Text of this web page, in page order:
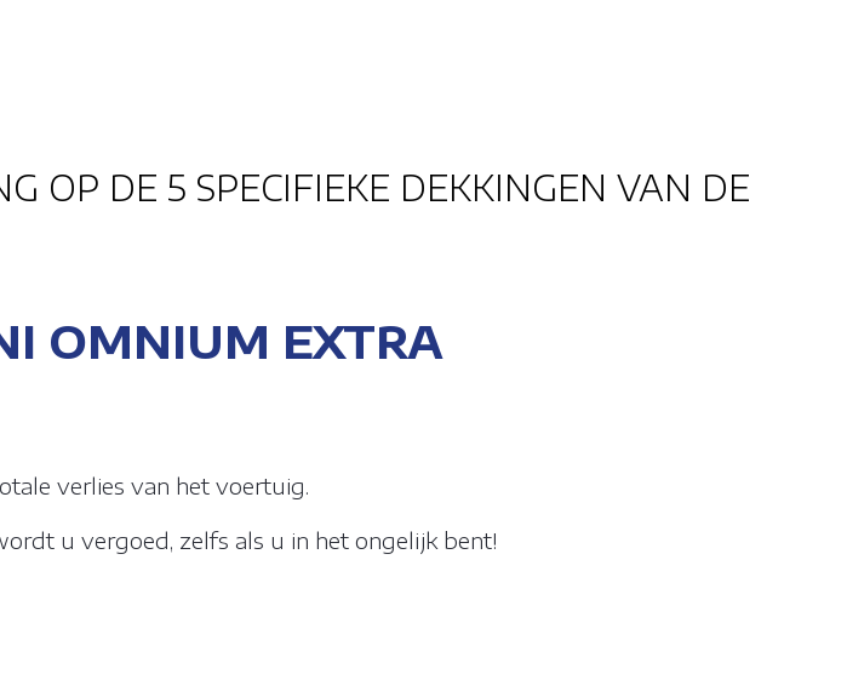
OP DE 5 SPECIFIEKE DEKKINGEN VAN DE
OMNIUM EXTRA
verlies van het voertuig.
u vergoed, zelfs als u in het ongelijk bent!